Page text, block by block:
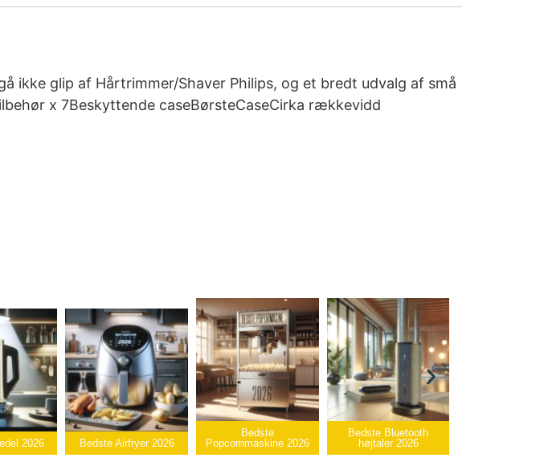
ikke glip af Hårtrimmer/Shaver Philips, og et bredt udvalg af små
x 7Beskyttende caseBørsteCaseCirka rækkevidd
2026 Bedste Airfryer 2026
Bedste
Popcornmaskine 2026
Bedste Bluetooth
højtaler 2026